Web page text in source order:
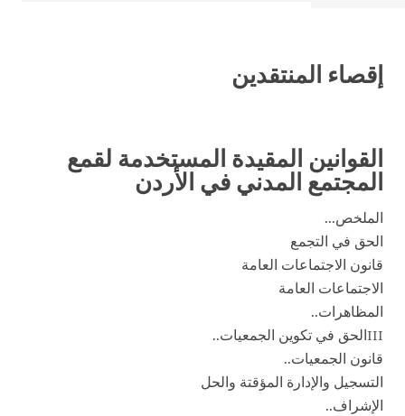
إقصاء المنتقدين
القوانين المقيدة المستخدمة لقمع
المجتمع المدني في الأردن
الملخص...
الحق في التجمع
قانون الاجتماعات العامة
الاجتماعات العامة
المظاهرات..
IIIالحق في تكوين الجمعيات..
قانون الجمعيات..
التسجيل والإدارة المؤقتة والحل
الإشراف..